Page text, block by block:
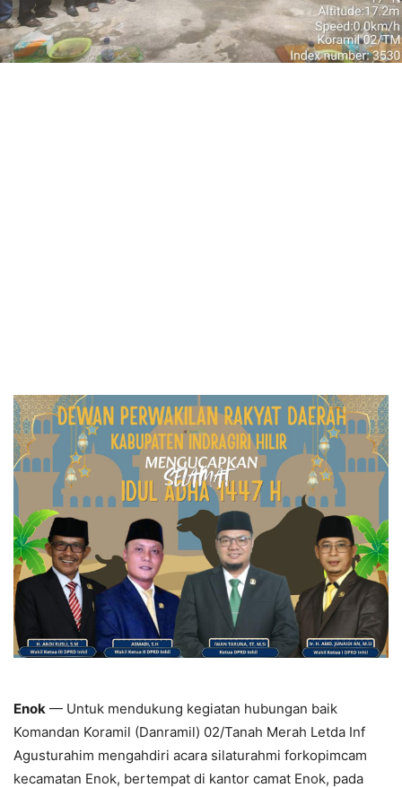
Enok — Untuk mendukung kegiatan hubungan baik
Komandan Koramil (Danramil) 02/Tanah Merah Letda Inf
Agusturahim mengahdiri acara silaturahmi forkopimcam
kecamatan Enok, bertempat di kantor camat Enok, pada